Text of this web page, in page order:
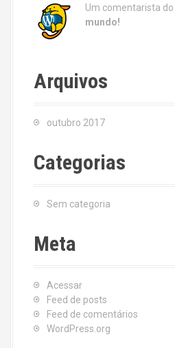
Um comentarista do
mundo!
Arquivos
outubro 2017
Categorias
Sem categoria
Meta
Acessar
Feed de posts
Feed de comentários
WordPress.org